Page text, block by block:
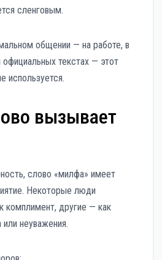
сленговым.
общении — на работе, в
текстах — этот
используется.
вызывает
слово «милфа» имеет
Некоторые люди
комплимент, другие — как
неуважения.